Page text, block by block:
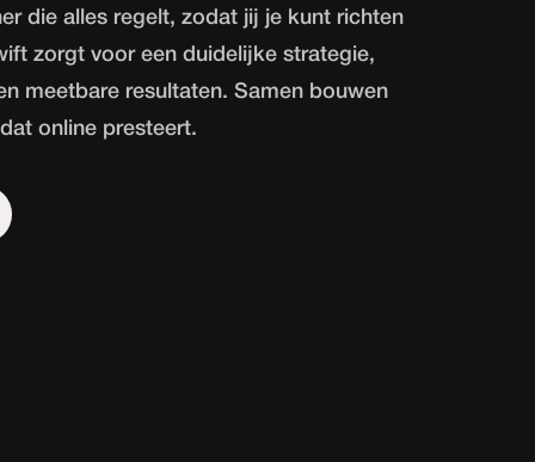
die alles regelt, zodat jij je kunt richten
zorgt voor een duidelijke strategie,
meetbare resultaten. Samen bouwen
online presteert.